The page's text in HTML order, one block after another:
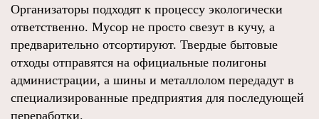
Организаторы подходят к процессу экологически
ответственно. Мусор не просто свезут в кучу, а
предварительно отсортируют. Твердые бытовые
отходы отправятся на официальные полигоны
администрации, а шины и металлолом передадут в
специализированные предприятия для последующей
переработки.